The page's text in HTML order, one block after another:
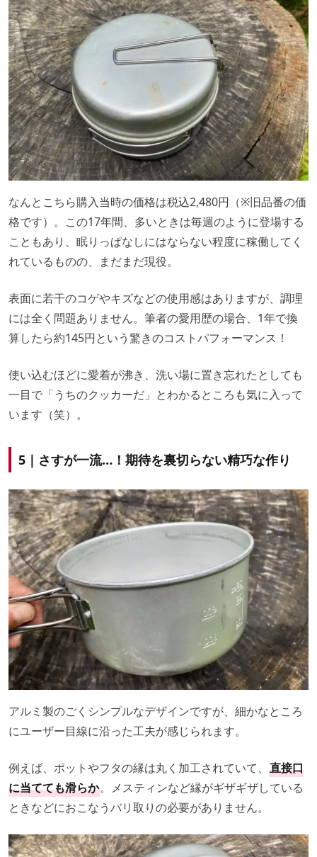
なんとこちら購入当時の価格は税込2,480円（※旧品番の価
格です）。この17年間、多いときは毎週のように登場する
こともあり、眠りっぱなしにはならない程度に稼働してく
れているものの、まだまだ現役。
表面に若干のコゲやキズなどの使用感はありますが、調理
には全く問題ありません。筆者の愛用歴の場合、1年で換
算したら約145円という驚きのコストパフォーマンス！
使い込むほどに愛着が沸き、洗い場に置き忘れたとしても
一目で「うちのクッカーだ」とわかるところも気に入って
います（笑）。
5｜さすが一流…！ 期待を裏切らない精巧な作り
アルミ製のごくシンプルなデザインですが、細かなところ
にユーザー目線に沿った工夫が感じられます。
例えば、ポットやフタの縁は丸く加工されていて、 直接口
に当てても滑らか。メスティンなど縁がギザギザしている
ときなどにおこなうバリ取りの必要がありません。